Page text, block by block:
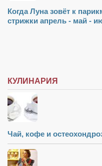
Когда Луна зовёт к
стрижки апрель - май -
КУЛИНАРИЯ
Чай, кофе и